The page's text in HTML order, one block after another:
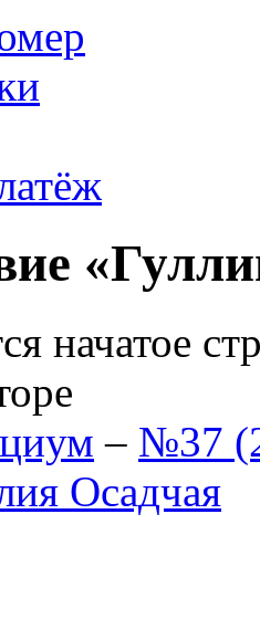
начатое
– №37
Осадчая